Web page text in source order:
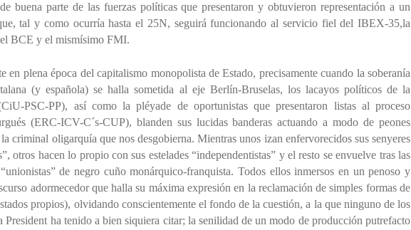
buena parte de las fuerzas políticas que presentaron y obtuvieron representación a un
tal y como ocurría hasta el 25N, seguirá funcionando al servicio fiel del IBEX-35,la
BCE y el mismísimo FMI.
en plena época del capitalismo monopolista de Estado, precisamente cuando la soberanía
(y española) se halla sometida al eje Berlín-Bruselas, los lacayos políticos de la
PSC-PP), así como la pléyade de oportunistas que presentaron listas al proceso
(ERC-ICV-C´s-CUP), blanden sus lucidas banderas actuando a modo de peones
criminal oligarquía que nos desgobierna. Mientras unos izan enfervorecidos sus senyeres
otros hacen lo propio con sus estelades “independentistas” y el resto se envuelve tras las
de negro cuño monárquico-franquista. Todos ellos inmersos en un penoso y
adormecedor que halla su máxima expresión en la reclamación de simples formas de
propios), olvidando conscientemente el fondo de la cuestión, a la que ninguno de los
President ha tenido a bien siquiera citar; la senilidad de un modo de producción putrefacto